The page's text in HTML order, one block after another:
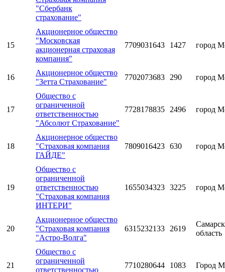
"Сбербанк
страхование"
15
Акционерное общество
"Московская
акционерная страховая
компания"
7709031643 1427 город
16
Акционерное общество
"Зетта Страхование"
7702073683 290 город
17
Общество с
ограниченной
ответственностью
"Абсолют Страхование"
7728178835 2496 город
18
Акционерное общество
"Страховая компания
ГАЙДЕ"
7809016423 630 город
19
Общество с
ограниченной
ответственностью
"Страховая компания
ИНТЕРИ"
1655034323 3225 город
20
Акционерное общество
"Страховая компания
"Астро-Волга"
6315232133 2619
область
21
Общество с
ограниченной
ответственностью
7710280644 1083 Город